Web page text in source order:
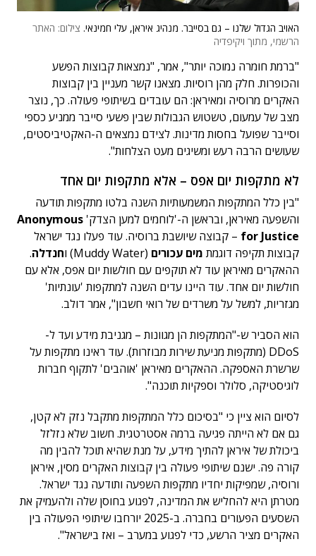
האויב הגדול שלנו – גם בסייבר. מנהיג איראן, עלי חמינאי. צילום: האתר
הרשמי, מתוך ויקיפדיה
"ברמת חומרה נמוכה יותר", אמר, "נמצאות קבוצות הפשע
והכופרות. חלק מהן רוסיות. מצאנו קשר מעניין בין קבוצות
האקרים מרוסיה ומאיראן: הם עובדים בשיתופי פעולה. כך, נוצר
מצב של עמעום, טשטוש הגבולות שבין פשעי סייבר ממניע כספי
וסייבר שפועל בחסות מדינות. לצידם נמצאים ה-האקטיביסטים,
שעושים הרבה רעש ומשיגים מעט הצלחות".
לא מתקפות יום אפס – אלא מתקפות יום אחד
"בין כלל המתקפות המשמעותיות השנה בלטו מתקפות תודעה
והשפעה מאיראן, ובראשן ה-'לוחמים למען הצדק' Anonymous
for Justice – קבוצה שיושבת ברוסיה. עוד פעלו נגד ישראל
קבוצות תקיפה דוגמת מים עכורים (Muddy Water) ו חנדלה.
ההאקרים מאיראן עוד לא תוקפים עם חולשות יום אפס, אלא עם
חולשות יום אחד. עוד היינו עדים השנה למתקפות 'עונתיות'
מגזריות, למשל על משרדים של רואי חשבון", אמר דולב.
הוא הסביר ש-"המתקפות הן מגוונות – מגניבת מידע ועד ל-
DDoS (מתקפות מניעת שירות מבוזרות). עוד ראינו מתקפות על
שרשרת האספקה. ההאקרים מאיראן 'אוהבים' לתקוף חברות
לוגיסטיקה, סלולר וספקיות תוכנה".
לסיום הוא ציין כי "בסיכום כלל המתקפות מתקבל נזק לא קטן,
גם אם לא הייתה פגיעה ברמה אסטרטגית. חשוב שלא נזלזל
ביכולת של איראן להתיך מידע, על מנת שהיא תוכל להבין מה
קורה פה. ישנם שיתופי פעולה בין קבוצות האקרים מסין, איראן
ורוסיה, שמפיקות יחדיו מתקפות השפעה ותודעה נגד ישראל.
מטרתן היא להחליש את המדינה, לפגוע בחוסן שלה ולהעמיק את
השסעים הפעורים בחברה. ב-2025 יורחבו שיתופי הפעולה בין
האקרים מציר הרשע, כדי לפגוע במערב – ואז בישראל".